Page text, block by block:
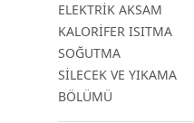
ELEKTRİK AKSAM
KALORİFER ISITMA
SOĞUTMA
SİLECEK VE YIKAMA
BÖLÜMÜ